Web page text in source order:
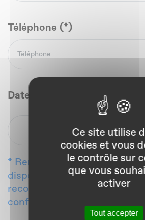
Téléphone (*)
Date et heure de rendez-
* Rendez-vous à confirmer
disponibilités. Un commercial
recontactera dans les plus
confirmer la date et l’heure
Ce site utilise
cookies et vous
le contrôle sur
que vous
activer
Tout accepter